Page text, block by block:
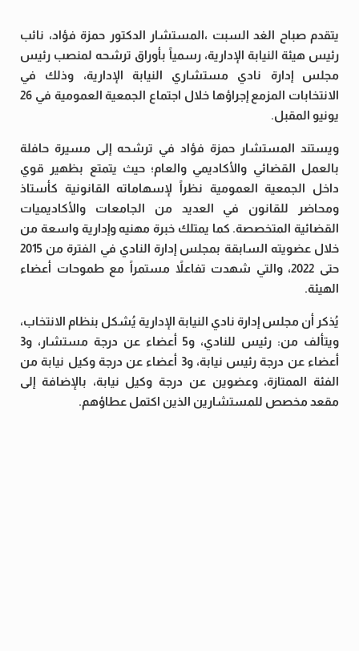
يتقدم صباح الغد السبت ،المستشار الدكتور حمزة فؤاد، نائب
رئيس هيئة النيابة الإدارية، رسمياً بأوراق ترشحه لمنصب رئيس
مجلس إدارة نادي مستشاري النيابة الإدارية، وذلك في
الانتخابات المزمع إجراؤها خلال اجتماع الجمعية العمومية في 26
يونيو المقبل.
ويستند المستشار حمزة فؤاد في ترشحه إلى مسيرة حافلة
بالعمل القضائي والأكاديمي والعام؛ حيث يتمتع بظهير قوي
داخل الجمعية العمومية نظراً لإسهاماته القانونية كأستاذ
ومحاضر للقانون في العديد من الجامعات والأكاديميات
القضائية المتخصصة. كما يمتلك خبرة مهنيه وإدارية واسعة من
خلال عضويته السابقة بمجلس إدارة النادي في الفترة من 2015
حتى 2022، والتي شهدت تفاعلاً مستمراً مع طموحات أعضاء
الهيئة.
يُذكر أن مجلس إدارة نادي النيابة الإدارية يُشكل بنظام الانتخاب،
ويتألف من: رئيس للنادي، و5 أعضاء عن درجة مستشار، و3
أعضاء عن درجة رئيس نيابة، و3 أعضاء عن درجة وكيل نيابة من
الفئة الممتازة، وعضوين عن درجة وكيل نيابة، بالإضافة إلى
مقعد مخصص للمستشارين الذين اكتمل عطاؤهم.